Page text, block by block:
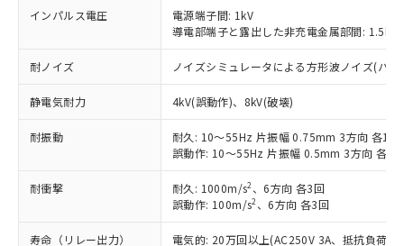
インパルス電圧
電源端子間: 1kV
導電部端子と露出した非充電金属部間: 1.5kV
耐ノイズ ノイズシミュレータによる方形波ノイズ(パ
静電気耐力 4kV(誤動作)、8kV(破壊)
耐振動
耐久: 10～55Hz 片振幅 0.75mm 3方向 各1h
誤動作: 10～55Hz 片振幅 0.5mm 3方向 各
耐衝撃 耐久: 1000m/s2 、6方向 各3回
誤動作: 100m/s2 、6方向 各3回
寿命（リレー出力） 電気的: 20万回以上(AC250V 3A、抵抗負荷
本サービスは、当社制御機器事業取扱
商品の当社在庫状況および標準価格
(税抜)を提供させていただくもので
当社制御機器事業取扱商品の中には、
本サービスの対象外となる商品もある
ことをご了承ください。
在庫状況および標準価格照会結果は、
記載している更新日時点での社内デー
タに基づき作成されるものであり、閲
覧された時点での実際の在庫および標
準価格とは異なる場合があることをご
調査・確認中：EU RoHS指令（10物質）の
商品です。
非該当品：ライセンス料など無形物で、有
害物質有無と関係のない商品です。
仕入先様の事情により、非含有部品として
いたものが、含有品と判明した場合などや
むを得ず変更することがあります。
*EU RoHS指令（10物質）：
鉛(Pb) 1000ppm以下、 水銀(Hg) 1000ppm以下、 カド
ミウム(Cd) 100ppm以下、
六価クロム(Cr(Ⅵ)) 1000ppm以下、ポリ臭化ビフェニル
※1 中国RoHS○×表
基準値以下であることを示します。
「×」：最大均質材料含有率が中国RoHSの
基準値を超えていることを示します。
「－」：未確認です。当社販売部門へお問
い合わせください。
*中国RoHS10物質の基準値 (GB/T26572)：
Pb(鉛) :1000ppm、 Hg(水銀) : 1000ppm、 Cd(カドミウ
ム) : 100ppm、
当社は、これら貴社製品のうち、外国
為替および外国貿易法に定める商品
（以下｢規制貨物等」という）を輸出
または国外への提供する場合は、日本
国政府の輸出許可(または役務取引許
可)を取得するなどの必要な手続きを